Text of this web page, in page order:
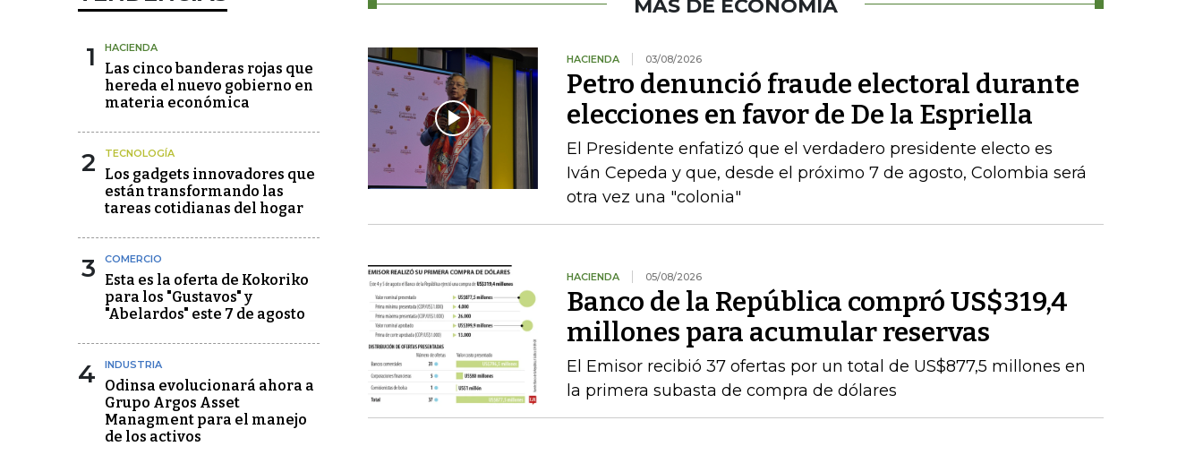
1 HACIENDA
Las cinco banderas rojas que
hereda el nuevo gobierno en
materia económica
2 TECNOLOGÍA
Los gadgets innovadores que
están transformando las
tareas cotidianas del hogar
3 COMERCIO
Esta es la oferta de Kokoriko
para los "Gustavos" y
"Abelardos" este 7 de agosto
4 INDUSTRIA
Odinsa evolucionará ahora a
Grupo Argos Asset
Managment para el manejo
de los activos
MÁS DE ECONOMÍA
HACIENDA 03/08/2026
Petro denunció fraude electoral durante
elecciones en favor de De la Espriella
El Presidente enfatizó que el verdadero presidente electo es
Iván Cepeda y que, desde el próximo 7 de agosto, Colombia será
otra vez una "colonia"
HACIENDA 05/08/2026
Banco de la República compró US$319,4
millones para acumular reservas
El Emisor recibió 37 ofertas por un total de US$877,5 millones en
la primera subasta de compra de dólares